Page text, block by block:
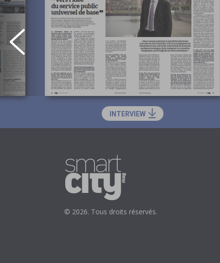
INTERVIEW
© 2026. Tous droits réservés.